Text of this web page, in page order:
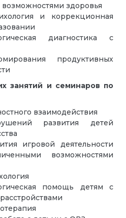
здоровья
и коррекционная
диагностика с
продуктивных
занятий и семинаров по
взаимодействия
развития детей
игровой деятельности
возможностями
помощь детям с